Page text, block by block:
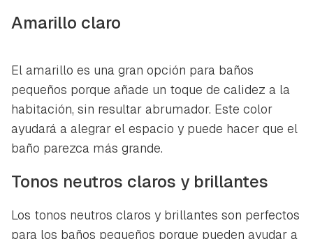
Amarillo claro
El amarillo es una gran opción para baños
pequeños porque añade un toque de calidez a la
habitación, sin resultar abrumador. Este color
ayudará a alegrar el espacio y puede hacer que el
baño parezca más grande.
Tonos neutros claros y brillantes
Los tonos neutros claros y brillantes son perfectos
para los baños pequeños porque pueden ayudar a